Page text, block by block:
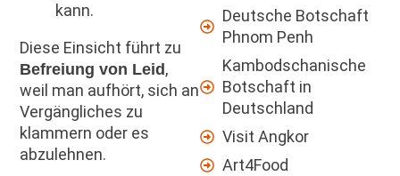
kann.
Diese Einsicht führt zu
Befreiung von Leid ,
weil man aufhört, sich an
Vergängliches zu
klammern oder es
abzulehnen.
Deutsche Botschaft
Phnom Penh
Kambodschanische
Botschaft in
Deutschland
Visit Angkor
Art4Food